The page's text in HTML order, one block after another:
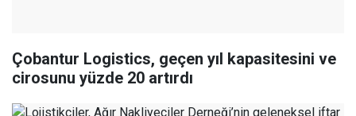
Çobantur Logistics, geçen yıl kapasitesini ve
cirosunu yüzde 20 artırdı